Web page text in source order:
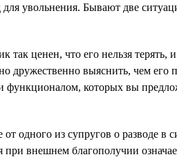
увольнения. Бывают две
ценен, что его нельзя терять,
дружественно выяснить, чем
которых вы
одного из супругов о разводе в
внешнем благополучии